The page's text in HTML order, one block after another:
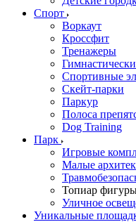
Спорт
Воркаут
Кроссфит
Тренажеры
Спортивные
Скейт-парки
Паркур
Полоса
Dog Training
Парк
Игровые
Малые
Топиар
Уличное
Уникальные